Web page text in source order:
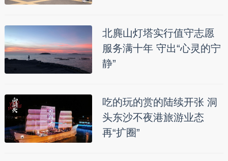
北麂山灯塔实行值守志愿
服务满十年 守出“心灵的宁
静”
吃的玩的赏的陆续开张 洞
头东沙不夜港旅游业态
再“扩圈”